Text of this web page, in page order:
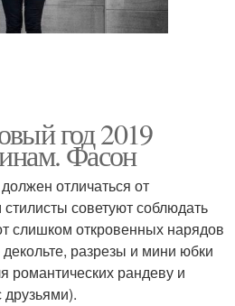
год 2019
Фасон
отличаться от
советуют соблюдать
слишком откровенных нарядов
разрезы и мини юбки
романтических рандеву и